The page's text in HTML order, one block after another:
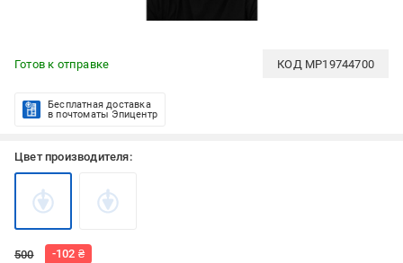
Готов к отправке КОД MP19744700
Бесплатная доставка
в почтоматы Эпицентр
Цвет производителя:
500 -102 ₴